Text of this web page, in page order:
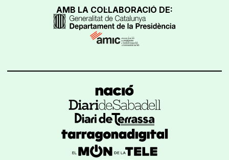
AMB LA COL·LABORACIÓ DE: